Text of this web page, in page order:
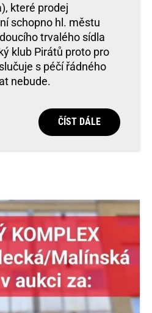
které prodej
schopno hl. městu
trvalého sídla
klub Pirátů proto pro
s péčí řádného
nebude.
ČÍST DÁLE